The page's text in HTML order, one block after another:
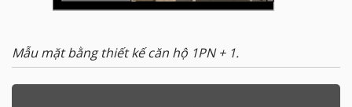
Mẫu mặt bằng thiết kế căn hộ 1PN + 1.